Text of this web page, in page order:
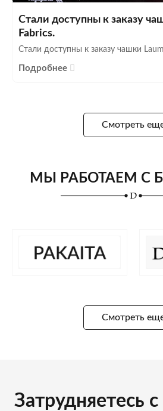
Стали доступны к заказу
Fabrics.
Стали доступны к заказу чашки
Подробнее
Смотреть
МЫ РАБОТАЕМ С
Смотреть
Затрудняетесь